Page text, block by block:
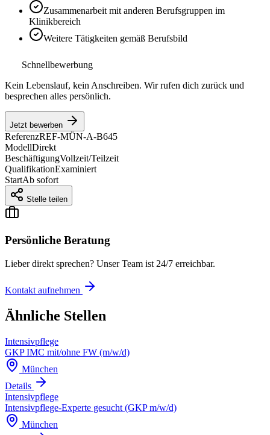
Zusammenarbeit mit anderen Berufsgruppen im
Klinikbereich
Weitere Tätigkeiten gemäß Berufsbild
Schnellbewerbung
Kein Lebenslauf, kein Anschreiben. Wir rufen dich zurück und
besprechen alles persönlich.
Jetzt bewerben
ReferenzREF-MÜN-A-B645
ModellDirekt
BeschäftigungVollzeit/Teilzeit
QualifikationExaminiert
StartAb sofort
Stelle teilen
Persönliche Beratung
Lieber direkt sprechen? Unser Team ist 24/7 erreichbar.
Kontakt aufnehmen
Ähnliche Stellen
Intensivpflege
GKP IMC mit/ohne FW (m/w/d)
München
Details
Intensivpflege
Intensivpflege-Experte gesucht (GKP m/w/d)
München